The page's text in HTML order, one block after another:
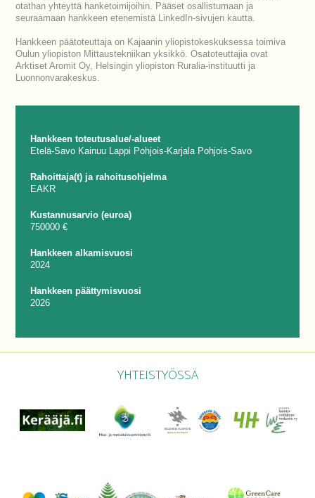
otathan yhteyttä hanketoimijoihin. Pääset osallistumaan ja
seuraamaan hankkeen etenemistä LinkedIn-sivujen kautta.
Hankkeen päätoteuttaja on Kajaanin yliopistokeskuksessa toimiva
Oulun yliopiston Mittaustekniikan yksikkö. Osatoteuttajia ovat
Arktiset Aromit Oy, Helsingin yliopiston Ruralia-instituutti ja
Luonnonvarakeskus.
Hankkeen toteutusalue/-alueet
Etelä-Savo Kainuu Lappi Pohjois-Karjala Pohjois-Savo
Rahoittaja(t) ja rahoitusohjelma
EAKR
Kustannusarvio (euroa)
750000 €
Hankkeen alkamisvuosi
2024
Hankkeen päättymisvuosi
2026
YHTEISTYÖSSÄ